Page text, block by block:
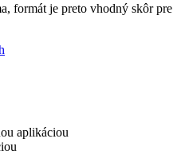
formát je preto vhodný skôr pre
aplikáciou